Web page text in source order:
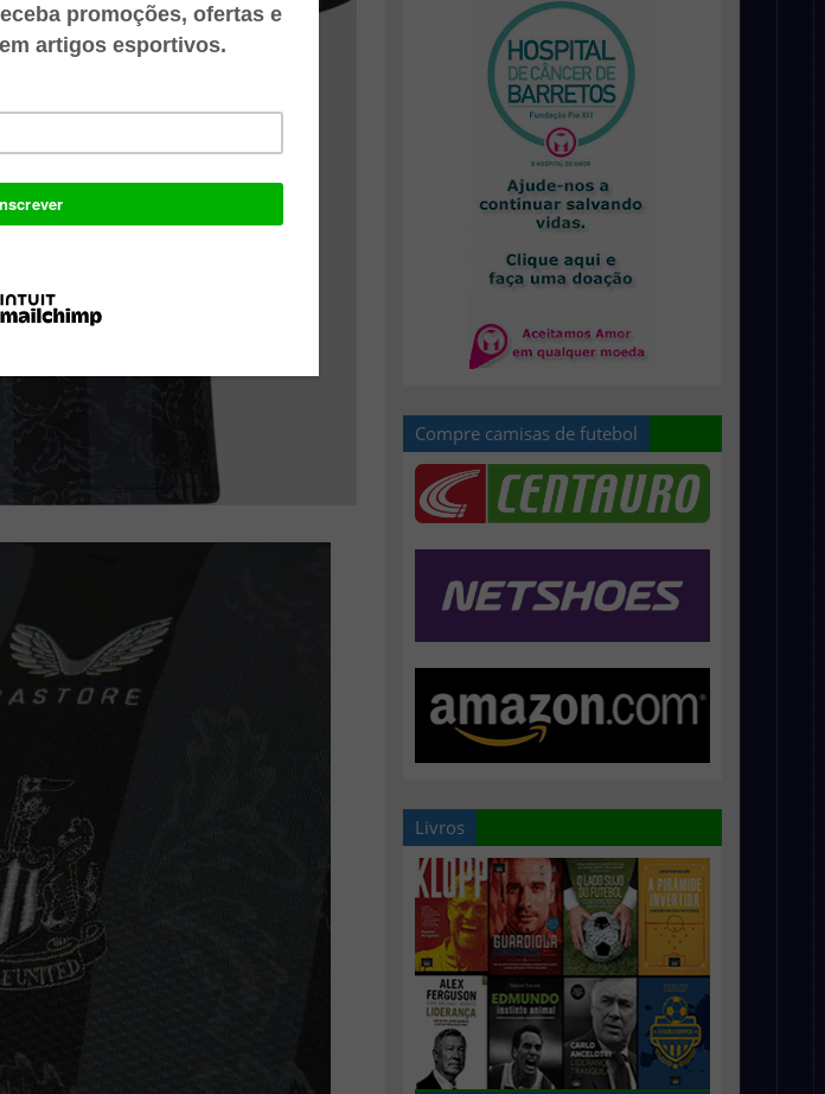
Compre camisas de futebol
Livros